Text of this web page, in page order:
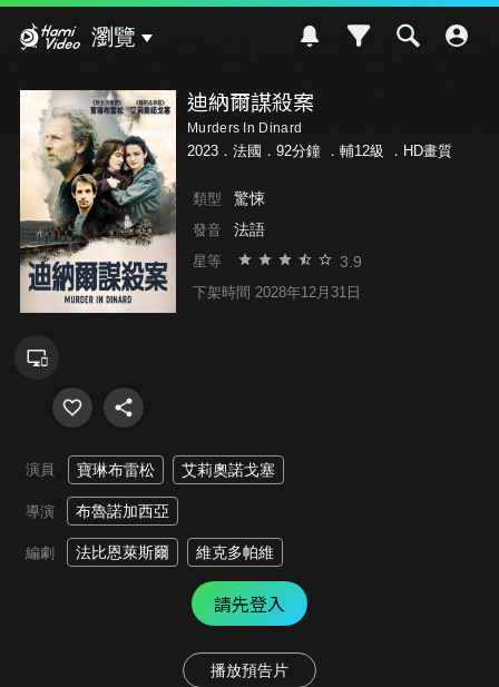
瀏覽
迪納爾謀殺案
Murders In Dinard
2023．法國．92分鐘 ． 輔12級 ．HD畫質
類型 驚悚
發音 法語
星等 3.9
下架時間 2028年12月31日
演員 寶琳布雷松 艾莉奧諾戈塞
導演 布魯諾加西亞
編劇 法比恩萊斯爾 維克多帕維
請先登入
播放預告片